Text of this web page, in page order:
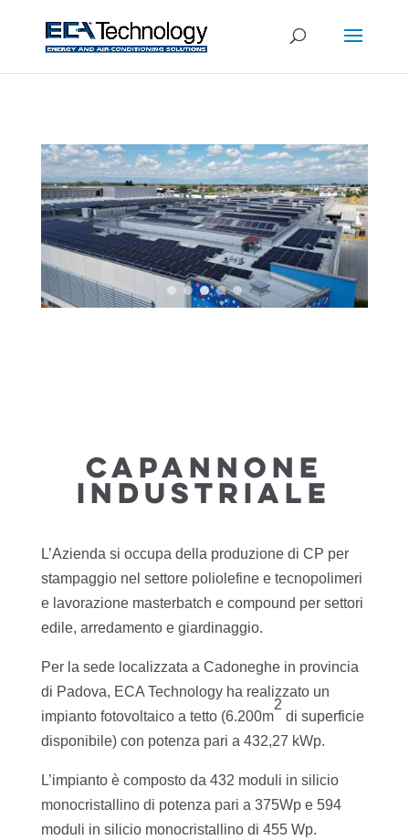
CAPANNONE
INDUSTRIALE
L’Azienda si occupa della produzione di CP per
stampaggio nel settore poliolefine e tecnopolimeri
e lavorazione masterbatch e compound per settori
edile, arredamento e giardinaggio.
Per la sede localizzata a Cadoneghe in provincia
di Padova, ECA Technology ha realizzato un
impianto fotovoltaico a tetto (6.200m
2
di superficie
disponibile) con potenza pari a 432,27 kWp.
L’impianto è composto da 432 moduli in silicio
monocristallino di potenza pari a 375Wp e 594
moduli in silicio monocristallino di 455 Wp.